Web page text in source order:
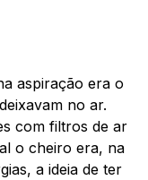
aspiração era o
no ar.
com filtros de ar
o cheiro era, na
a ideia de ter